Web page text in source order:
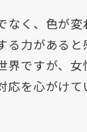
なく、色が
力があると
界ですが、
を心がけて